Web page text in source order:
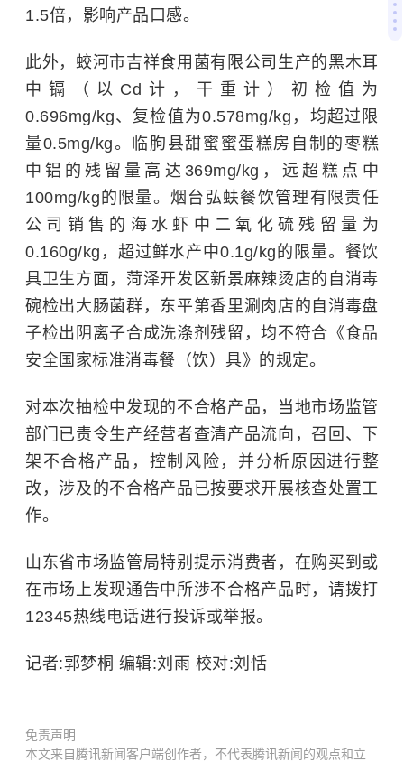
1.5倍，影响产品口感。
此外，蛟河市吉祥食用菌有限公司生产的黑木耳
中镉（以Cd计，干重计）初检值为
0.696mg/kg、复检值为0.578mg/kg，均超过限
量0.5mg/kg。临朐县甜蜜蜜蛋糕房自制的枣糕
中铝的残留量高达369mg/kg，远超糕点中
100mg/kg的限量。烟台弘蚨餐饮管理有限责任
公司销售的海水虾中二氧化硫残留量为
0.160g/kg，超过鲜水产中0.1g/kg的限量。餐饮
具卫生方面，菏泽开发区新景麻辣烫店的自消毒
碗检出大肠菌群，东平第香里涮肉店的自消毒盘
子检出阴离子合成洗涤剂残留，均不符合《食品
安全国家标准消毒餐（饮）具》的规定。
对本次抽检中发现的不合格产品，当地市场监管
部门已责令生产经营者查清产品流向，召回、下
架不合格产品，控制风险，并分析原因进行整
改，涉及的不合格产品已按要求开展核查处置工
作。
山东省市场监管局特别提示消费者，在购买到或
在市场上发现通告中所涉不合格产品时，请拨打
12345热线电话进行投诉或举报。
记者:郭梦桐 编辑:刘雨 校对:刘恬
免责声明
本文来自腾讯新闻客户端创作者，不代表腾讯新闻的观点和立